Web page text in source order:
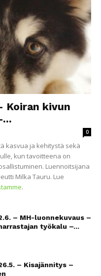
Koiran kivun
0
kasvua ja kehitystä sekä
kun tavoitteena on
Luennoitsijana
Milka Tauru. Lue
.
– MH-luonnekuvaus –
työkalu –...
– Kisajännitys –